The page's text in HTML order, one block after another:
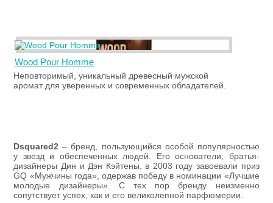
Wood Pour Homme
Неповторимый, уникальный древесный мужской
аромат для уверенных и современных обладателей.
Dsquared2 – бренд, пользующийся особой популярностью
у звезд и обеспеченных людей. Его основатели, братья-
дизайнеры Дин и Дэн Кэйтены, в 2003 году завоевали приз
GQ «Мужчины года», одержав победу в номинации «Лучшие
молодые дизайнеры». С тех пор бренду неизменно
сопутствует успех, как и его великолепной парфюмерии.